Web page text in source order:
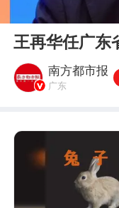
00:00
王再华任广东
南方都市报
广东